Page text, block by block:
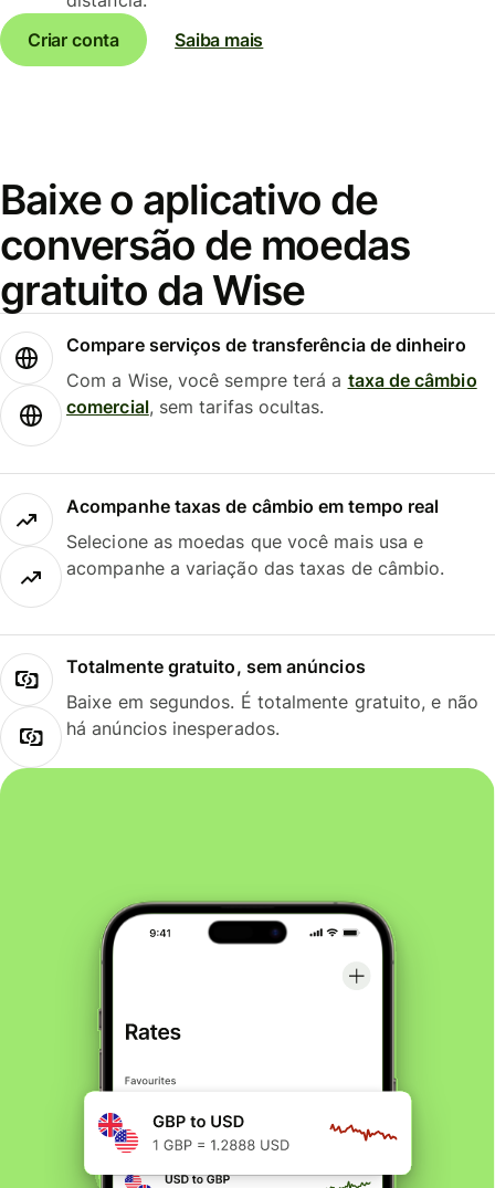
Criar conta
Saiba mais
Baixe o aplicativo de
conversão de moedas
gratuito da Wise
Compare serviços de transferência de dinheiro
Com a Wise, você sempre terá a taxa de câmbio
comercial, sem tarifas ocultas.
Acompanhe taxas de câmbio em tempo real
Selecione as moedas que você mais usa e
acompanhe a variação das taxas de câmbio.
Totalmente gratuito, sem anúncios
Baixe em segundos. É totalmente gratuito, e não
há anúncios inesperados.